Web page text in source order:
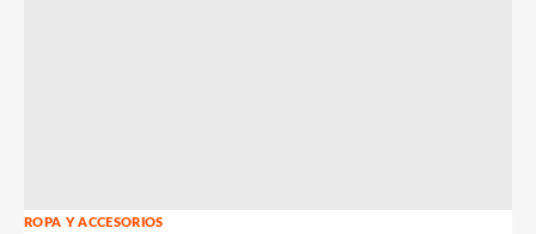
ROPA Y ACCESORIOS